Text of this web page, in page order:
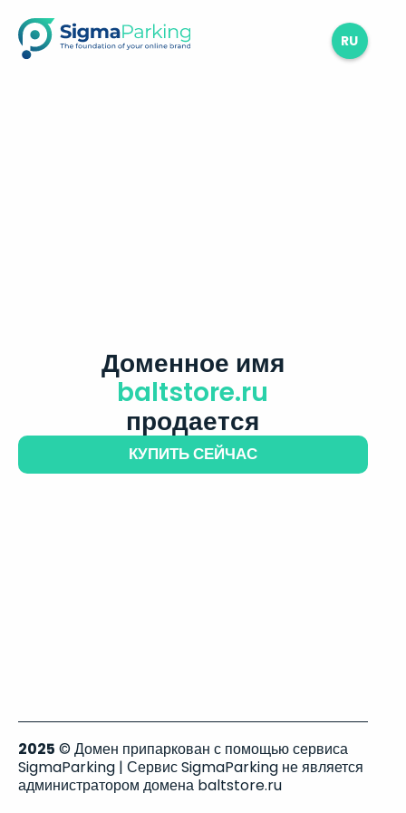
RU
Доменное имя
baltstore.ru
продается
КУПИТЬ СЕЙЧАС
2025 © Домен припаркован с помощью сервиса
SigmaParking | Сервис SigmaParking не является
администратором домена baltstore.ru